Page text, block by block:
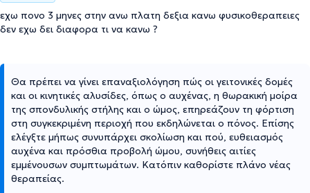
εχω πονο 3 μηνες στην ανω πλατη δεξια κανω φυσικοθεραπειες
δεν εχω δει διαφορα τι να κανω ?
Θα πρέπει να γίνει επαναξιολόγηση πώς οι γειτονικές δομές
και οι κινητικές αλυσίδες, όπως ο αυχένας, η θωρακική μοίρα
της σπονδυλικής στήλης και ο ώμος, επηρεάζουν τη φόρτιση
στη συγκεκριμένη περιοχή που εκδηλώνεται ο πόνος. Επίσης
ελέγξτε μήπως συνυπάρχει σκολίωση και πού, ευθειασμός
αυχένα και πρόσθια προβολή ώμου, συνήθεις αιτίες
εμμένουσων συμπτωμάτων. Κατόπιν καθορίστε πλάνο νέας
θεραπείας.